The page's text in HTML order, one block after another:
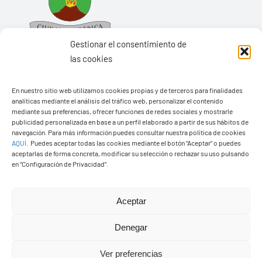
Gestionar el consentimiento de
las cookies
En nuestro sitio web utilizamos cookies propias y de terceros para finalidades
analíticas mediante el análisis del tráfico web, personalizar el contenido
mediante sus preferencias, ofrecer funciones de redes sociales y mostrarle
publicidad personalizada en base a un perfil elaborado a partir de sus hábitos de
navegación. Para más información puedes consultar nuestra política de cookies
AQUÍ
Puedes aceptar todas las cookies mediante el botón “Aceptar” o puedes
aceptarlas de forma concreta, modificar su selección o rechazar su uso pulsando
en “Configuración de Privacidad”.
Aceptar
Denegar
Ver preferencias
Ayuntamiento de Yaiza
Pza. de Los Remedios, 1
35570 – Yaiza
Tel:928 83 62 20
© Copyright2026 Ayuntamiento de Yaiza - Todos los